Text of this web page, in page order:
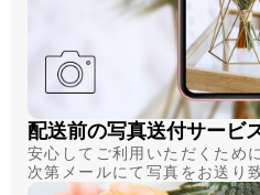
配送前の写真送付サービ
安心してご利用いただくため
次第メールにて写真をお送り